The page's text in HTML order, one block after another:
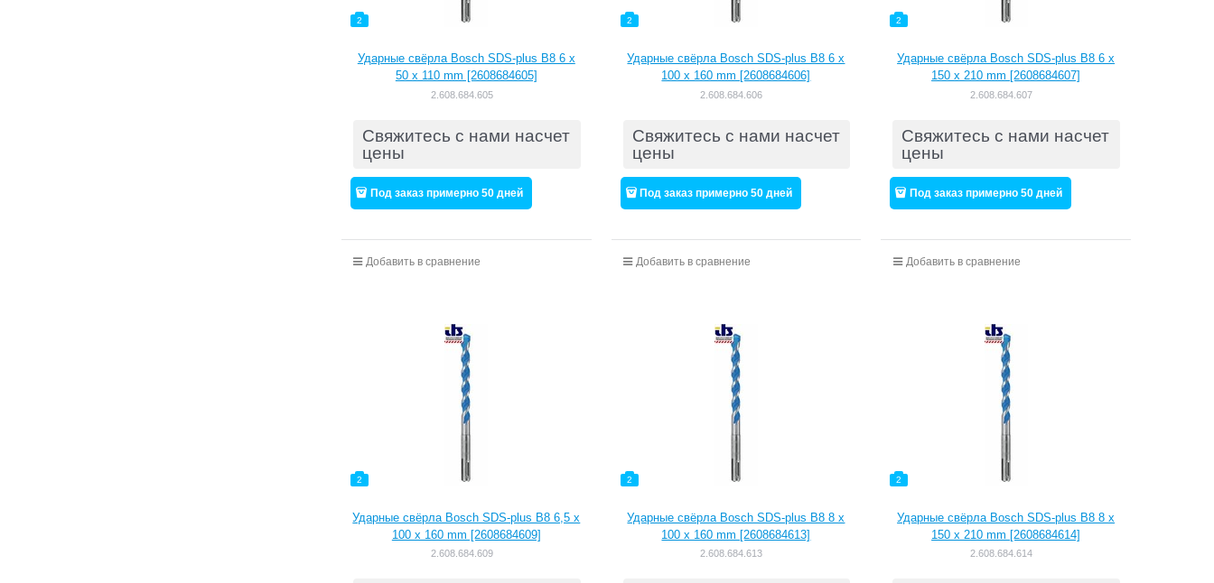
2
Ударные свёрла Bosch SDS-plus B8 6 x
50 x 110 mm [2608684605]
2.608.684.605
Свяжитесь с нами насчет
цены
Под заказ примерно 50 дней
Добавить в сравнение
2
Ударные свёрла Bosch SDS-plus B8 6 x
100 x 160 mm [2608684606]
2.608.684.606
Свяжитесь с нами насчет
цены
Под заказ примерно 50 дней
Добавить в сравнение
2
Ударные свёрла Bosch SDS-plus B8 6 x
150 x 210 mm [2608684607]
2.608.684.607
Свяжитесь с нами насчет
цены
Под заказ примерно 50 дней
Добавить в сравнение
2
Ударные свёрла Bosch SDS-plus B8 6,5 x
100 x 160 mm [2608684609]
2.608.684.609
2
Ударные свёрла Bosch SDS-plus B8 8 x
100 x 160 mm [2608684613]
2.608.684.613
2
Ударные свёрла Bosch SDS-plus B8 8 x
150 x 210 mm [2608684614]
2.608.684.614